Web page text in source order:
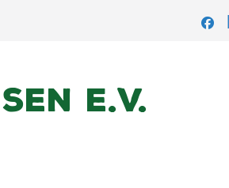
e.V.